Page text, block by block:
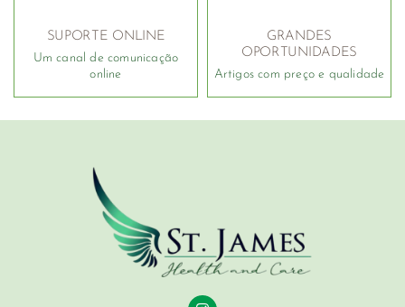
SUPORTE ONLINE
Um canal de comunicação
online
GRANDES
OPORTUNIDADES
Artigos com preço e qualidade